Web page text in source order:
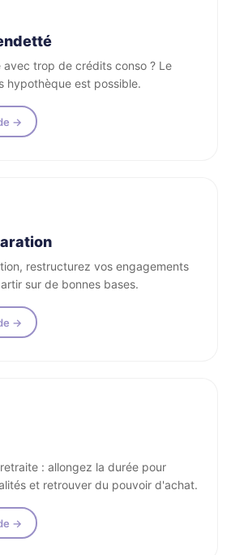
avec trop de crédits conso ? Le
hypothèque est possible.
→
restructurez vos engagements
sur de bonnes bases.
→
: allongez la durée pour
et retrouver du pouvoir d'achat.
→